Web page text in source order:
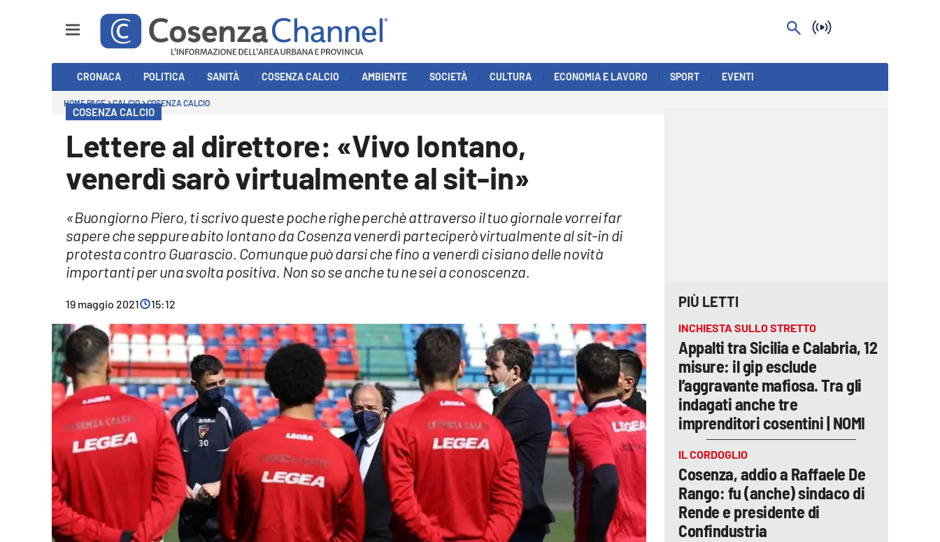
Economia e Lavoro
Streaming
Lac Network
CRONACA POLITICA SANITÀ COSENZA CALCIO AMBIENTE SOCIETÀ CULTURA ECONOMIA E LAVORO SPORT EVENTI
HOME PAGE CALCIO COSENZA CALCIO
COSENZA CALCIO
Lettere al direttore: «Vivo lontano,
venerdì sarò virtualmente al sit-in»
«Buongiorno Piero, ti scrivo queste poche righe perchè attraverso il tuo giornale vorrei far
sapere che seppure abito lontano da Cosenza venerdì parteciperò virtualmente al sit-in di
protesta contro Guarascio. Comunque può darsi che fino a venerdì ci siano delle novità
importanti per una svolta positiva. Non so se anche tu ne sei a conoscenza.
19 maggio 2021 15:12 PIÙ LETTI
INCHIESTA SULLO STRETTO
Appalti tra Sicilia e Calabria, 12
misure: il gip esclude
l’aggravante mafiosa. Tra gli
indagati anche tre
imprenditori cosentini | NOMI
IL CORDOGLIO
Cosenza, addio a Raffaele De
Rango: fu (anche) sindaco di
Rende e presidente di
Confindustria